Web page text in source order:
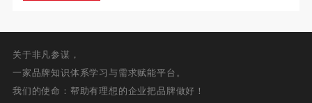
关于非凡参谋，
一家品牌知识体系学习与需求赋能平台。
我们的使命：帮助有理想的企业把品牌做好！